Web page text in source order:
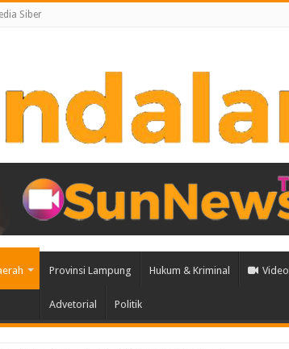
Siber
Provinsi Lampung Hukum & Kriminal Video
Advetorial Politik